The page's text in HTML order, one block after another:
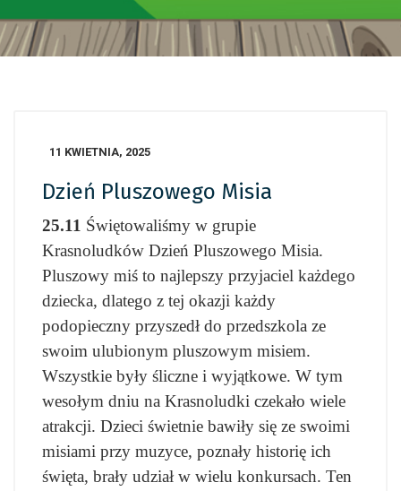
11 KWIETNIA, 2025
Dzień Pluszowego Misia
25.11 Świętowaliśmy w grupie
Krasnoludków Dzień Pluszowego Misia.
Pluszowy miś to najlepszy przyjaciel każdego
dziecka, dlatego z tej okazji każdy
podopieczny przyszedł do przedszkola ze
swoim ulubionym pluszowym misiem.
Wszystkie były śliczne i wyjątkowe. W tym
wesołym dniu na Krasnoludki czekało wiele
atrakcji. Dzieci świetnie bawiły się ze swoimi
misiami przy muzyce, poznały historię ich
święta, brały udział w wielu konkursach. Ten